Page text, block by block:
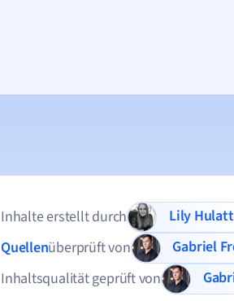
Inhalte erstellt durch
Lily Hulatt
Quellenüberprüft von
Gabriel
Inhaltsqualität geprüft von